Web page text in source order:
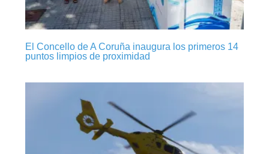
El Concello de A Coruña inaugura los primeros 14
puntos limpios de proximidad